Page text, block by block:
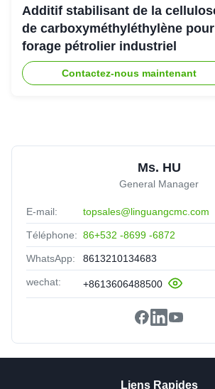
Additif stabilisant de la
de carboxyméthyléthylène
forage pétrolier industriel
Contactez-nous maintenant
Ms. HU
General Manager
E-mail: topsales@linguangcmc.com
Téléphone: 86+532 -8699 -6872
WhatsApp: 8613210134683
wechat: +8613606488500
Liens Rapides